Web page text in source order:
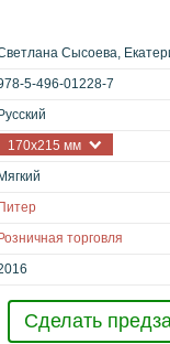
Сысоева,
5-496-01228-7
Русский
170х215 мм
Мягкий
Питер
Розничная торговля
Сделать